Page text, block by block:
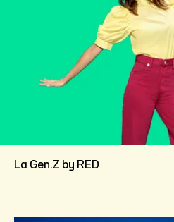
La Gen.Z by RED